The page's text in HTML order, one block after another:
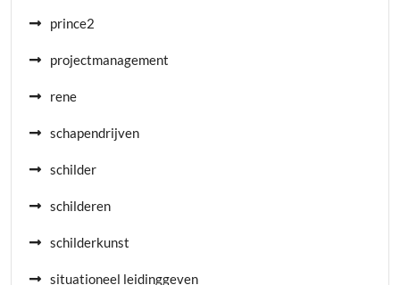
prince2
projectmanagement
rene
schapendrijven
schilder
schilderen
schilderkunst
situationeel leidinggeven